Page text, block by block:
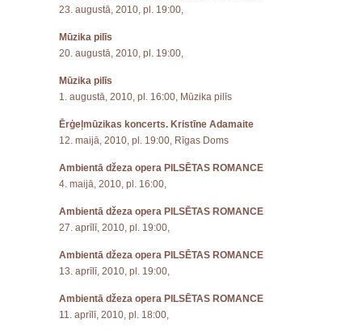
23. augustā, 2010, pl. 19:00,
Mūzika pilīs
20. augustā, 2010, pl. 19:00,
Mūzika pilīs
1. augustā, 2010, pl. 16:00, Mūzika pilīs
Ērģeļmūzikas koncerts. Kristīne Adamaite
12. maijā, 2010, pl. 19:00, Rīgas Doms
Ambientā džeza opera PILSĒTAS ROMANCE
4. maijā, 2010, pl. 16:00,
Ambientā džeza opera PILSĒTAS ROMANCE
27. aprīlī, 2010, pl. 19:00,
Ambientā džeza opera PILSĒTAS ROMANCE
13. aprīlī, 2010, pl. 19:00,
Ambientā džeza opera PILSĒTAS ROMANCE
11. aprīlī, 2010, pl. 18:00,